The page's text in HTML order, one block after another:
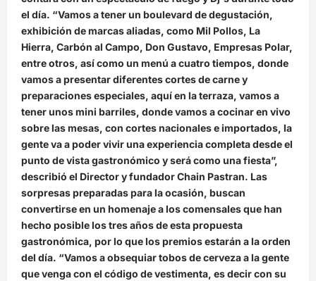
n
t
r
a
d
a
s
el día. “Vamos a tener un boulevard de degustación,
exhibición de marcas aliadas, como Mil Pollos, La
Hierra, Carbón al Campo, Don Gustavo, Empresas Polar,
entre otros, así como un menú a cuatro tiempos, donde
vamos a presentar diferentes cortes de carne y
preparaciones especiales, aquí en la terraza, vamos a
tener unos mini barriles, donde vamos a cocinar en vivo
sobre las mesas, con cortes nacionales e importados, la
gente va a poder vivir una experiencia completa desde el
punto de vista gastronómico y será como una fiesta”,
describió el Director y fundador Chain Pastran. Las
sorpresas preparadas para la ocasión, buscan
convertirse en un homenaje a los comensales que han
hecho posible los tres años de esta propuesta
gastronómica, por lo que los premios estarán a la orden
del día. “Vamos a obsequiar tobos de cerveza a la gente
que venga con el código de vestimenta, es decir con su